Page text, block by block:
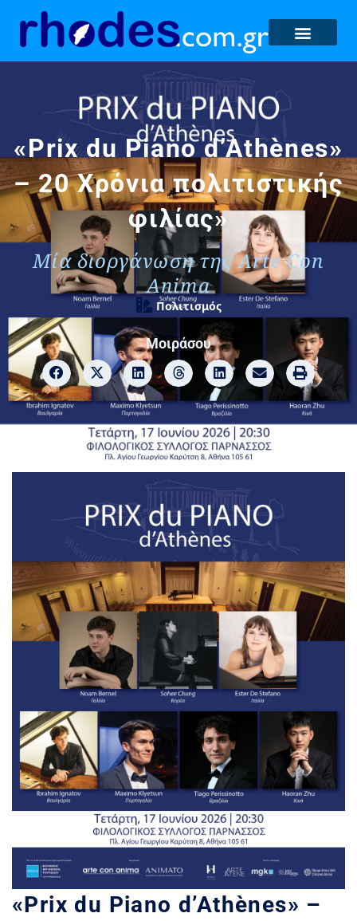
«Prix du Piano d’Athènes»
– 20 Χρόνια πολιτιστικής
φιλίας»
Μία διοργάνωση της Arte Con
Anima
Πολιτισμός
Μοιράσου
«Prix du Piano d’Athènes» –